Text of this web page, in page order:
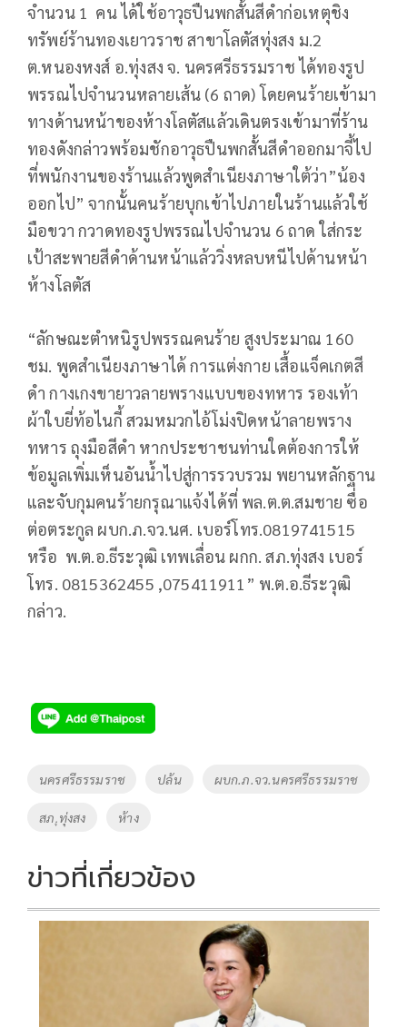
จำนวน 1 คน ได้ใช้อาวุธปืนพกสั้นสีดำก่อเหตุชิง
ทรัพย์ร้านทองเยาวราช สาขาโลตัสทุ่งสง ม.2
ต.หนองหงส์ อ.ทุ่งสง จ. นครศรีธรรมราช ได้ทองรูป
พรรณไปจำนวนหลายเส้น (6 ถาด) โดยคนร้ายเข้ามา
ทางด้านหน้าของห้างโลตัสแล้วเดินตรงเข้ามาที่ร้าน
ทองดังกล่าวพร้อมชักอาวุธปืนพกสั้นสีดำออกมาจี้ไป
ที่พนักงานของร้านแล้วพูดสำเนียงภาษาใต้ว่า”น้อง
ออกไป” จากนั้นคนร้ายบุกเข้าไปภายในร้านแล้วใช้
มือขวา กวาดทองรูปพรรณไปจำนวน 6 ถาด ใส่กระ
เป้าสะพายสีดำด้านหน้าแล้ววิ่งหลบหนีไปด้านหน้า
ห้างโลตัส
“ลักษณะตำหนิรูปพรรณคนร้าย สูงประมาณ 160
ชม. พูดสำเนียงภาษาได้ การแต่งกาย เสื้อแจ็คเกตสี
ดำ กางเกงขายาวลายพรางแบบของทหาร รองเท้า
ผ้าใบยี่ท้อไนกี้ สวมหมวกไอ้โม่งปิดหน้าลายพราง
ทหาร ถุงมือสีดำ หากประชาชนท่านใดต้องการให้
ข้อมูลเพิ่มเห็นอันน้ำไปสู่การรวบรวม พยานหลักฐาน
และจับกุมคนร้ายกรุณาแจ้งได้ที่ พล.ต.ต.สมชาย ซื่อ
ต่อตระกูล ผบก.ภ.จว.นศ. เบอร์โทร.0819741515
หรือ พ.ต.อ.ธีระวุฒิ เทพเลื่อน ผกก. สภ.ทุ่งสง เบอร์
โทร. 0815362455 ,075411911” พ.ต.อ.ธีระวุฒิ
กล่าว.
Tags
นครศรีธรรมราช ปล้น ผบก.ภ.จว.นครศรีธรรมราช
สภ.ุทุ่งสง ห้าง
ข่าวที่เกี่ยวข้อง